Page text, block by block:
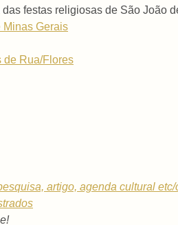
festas religiosas de São João
Minas Gerais
de Rua/Flores
artigo, agenda cultural